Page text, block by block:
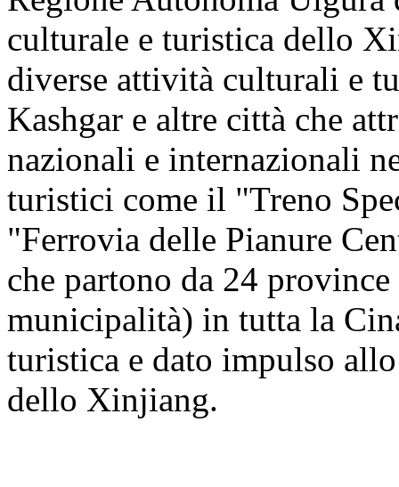
culturale e turistica dello
diverse attività culturali e
Kashgar e altre città che
nazionali e internazionali
turistici come il "Treno
"Ferrovia delle Pianure
che partono da 24
municipalità) in tutta la
turistica e dato impulso
dello Xinjiang.